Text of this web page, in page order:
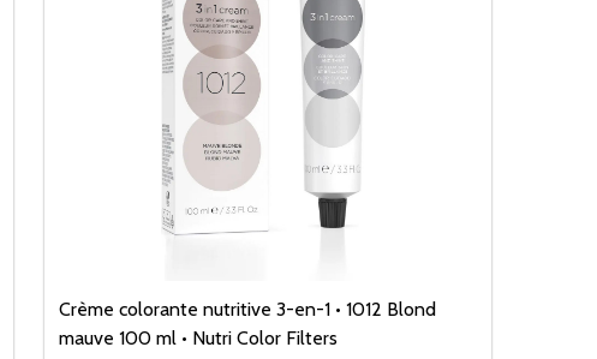
Crème colorante nutritive 3-en-1 • 1012 Blond
mauve 100 ml • Nutri Color Filters